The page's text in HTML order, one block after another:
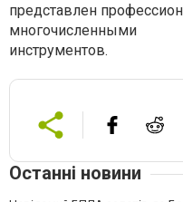
представлен
многочисленными
инструментов.
Останні новини